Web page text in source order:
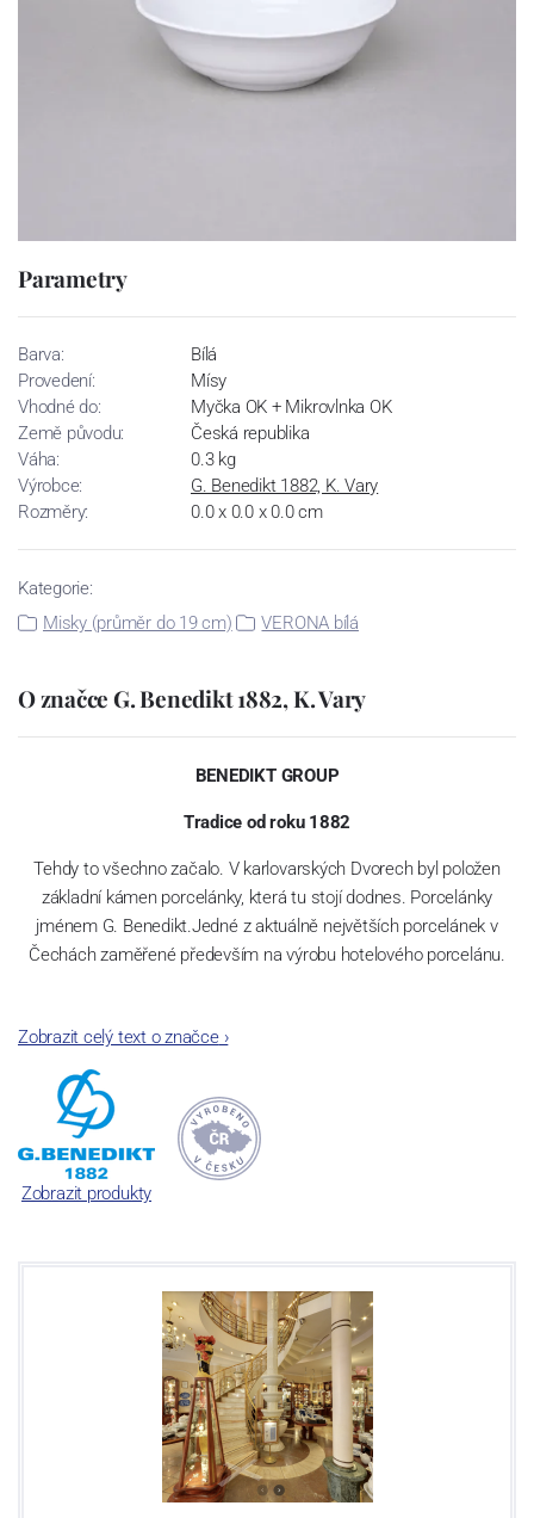
Parametry
Barva:
Bílá
Provedení:
Mísy
Vhodné do:
Myčka OK + Mikrovlnka OK
Země původu:
Česká republika
Váha:
0.3 kg
Výrobce:
G. Benedikt 1882, K. Vary
Rozměry:
0.0 x 0.0 x 0.0 cm
Kategorie:
Misky (průměr do 19 cm)
VERONA bílá
O značce G. Benedikt 1882, K. Vary
BENEDIKT GROUP
Tradice od roku 1882
Tehdy to všechno začalo. V karlovarských Dvorech byl položen
základní kámen porcelánky, která tu stojí dodnes. Porcelánky
jménem G. Benedikt.Jedné z aktuálně největších porcelánek v
Čechách zaměřené především na výrobu hotelového porcelánu.
Jak čas plynul, našla porcelánka šikovné kolegy – spojence v
Rakousku a Švýcarsku. A tak dnes se značkami Lilien Austria a
Suisse Langenthal tvoříme společnost „G. Benedikt Group“. Ač z
různých zemí, všechny tři máme jedno společné: mimořádně
odolný porcelán, se kterým není třeba jednat v rukavičkách.
Zobrazit celý text o značce›
Zobrazit produkty